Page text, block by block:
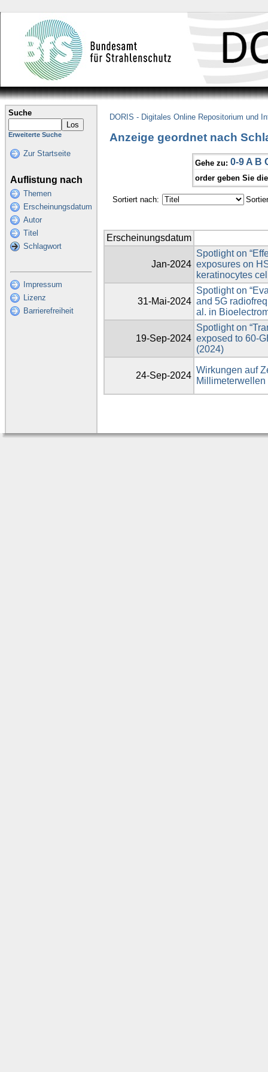
Suche
Erweiterte Suche
Zur Startseite
Auflistung nach
Themen
Erscheinungsdatum
Autor
Titel
Schlagwort
Impressum
Lizenz
Barrierefreiheit
DORIS - Digitales Online Repositorium und
Anzeige geordnet nach
Gehe zu: 0-9 A B
order geben Sie
Sortiert nach:
Erscheinungsdatum
Jan-2024
Spotlight on
exposures on
keratinocytes
31-Mai-2024
Spotlight on
and 5G
al. in
19-Sep-2024
Spotlight on
exposed to 60-
(2024)
24-Sep-2024
Wirkungen auf